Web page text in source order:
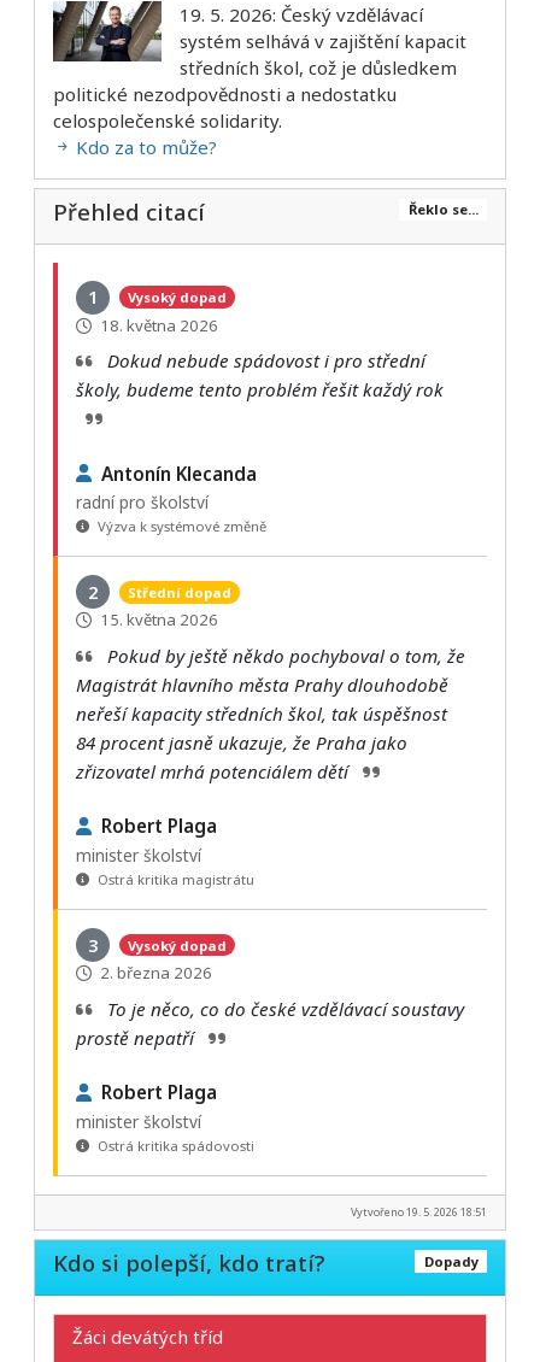
19. 5. 2026: Český vzdělávací
systém selhává v zajištění kapacit
středních škol, což je důsledkem
politické nezodpovědnosti a nedostatku
celospolečenské solidarity.
Kdo za to může?
Řeklo se...
Přehled citací
1 Vysoký dopad
18. května 2026
Dokud nebude spádovost i pro střední
školy, budeme tento problém řešit každý rok
Antonín Klecanda
radní pro školství
Výzva k systémové změně
2 Střední dopad
15. května 2026
Pokud by ještě někdo pochyboval o tom, že
Magistrát hlavního města Prahy dlouhodobě
neřeší kapacity středních škol, tak úspěšnost
84 procent jasně ukazuje, že Praha jako
zřizovatel mrhá potenciálem dětí
Robert Plaga
minister školství
Ostrá kritika magistrátu
3 Vysoký dopad
2. března 2026
To je něco, co do české vzdělávací soustavy
prostě nepatří
Robert Plaga
minister školství
Ostrá kritika spádovosti
Vytvořeno 19. 5. 2026 18:51
Dopady
Kdo si polepší, kdo tratí?
Žáci devátých tříd